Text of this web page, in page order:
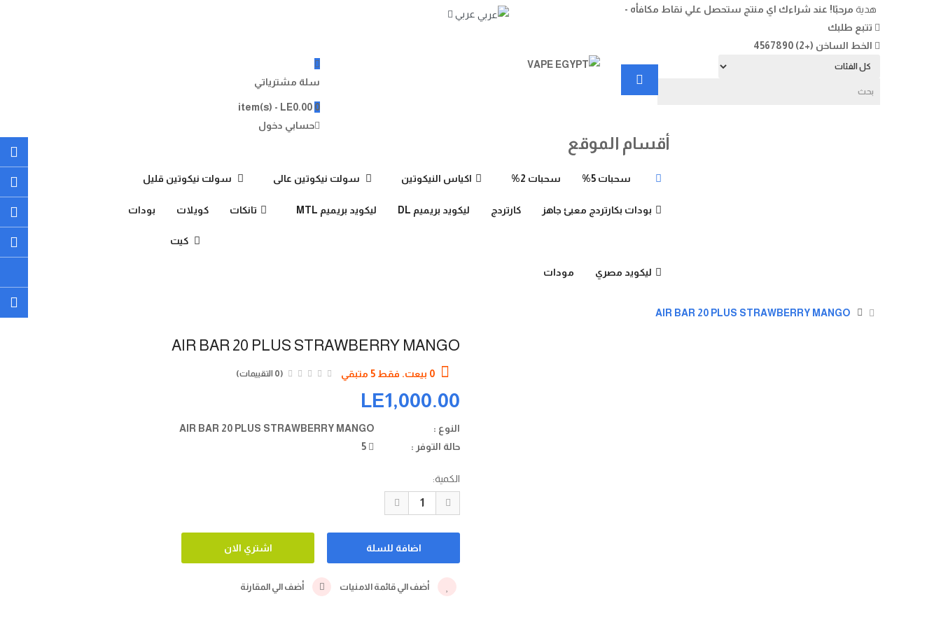
هدية مرحبًا! عند شراءك اي منتج ستحصل علي نقاط مكافأه -
تتبع طلبك
الخط الساخن (+2) 4567890
عربي
سلة مشترياتي
0
- LE0.00
حسابي دخول
أقسام الموقع
سحبات 5% سحبات 2% اكياس النيكوتين سولت نيكوتين عالى سولت نيكوتين قليل
بودات بكارتردج معبئ جاهز كارتردج ليكويد بريميم DL ليكويد بريميم MTL تانكات كويلات بودات
كيت
ليكويد مصري مودات
AIR BAR 20 PLUS STRAWBERRY MANGO
AIR BAR 20 PLUS STRAWBERRY MANGO
(0 التقييمات)
LE1,000.00
النوع :
حالة التوفر :
الكمية:
أضف الي قائمة الامنيات أضف الي المقارنة